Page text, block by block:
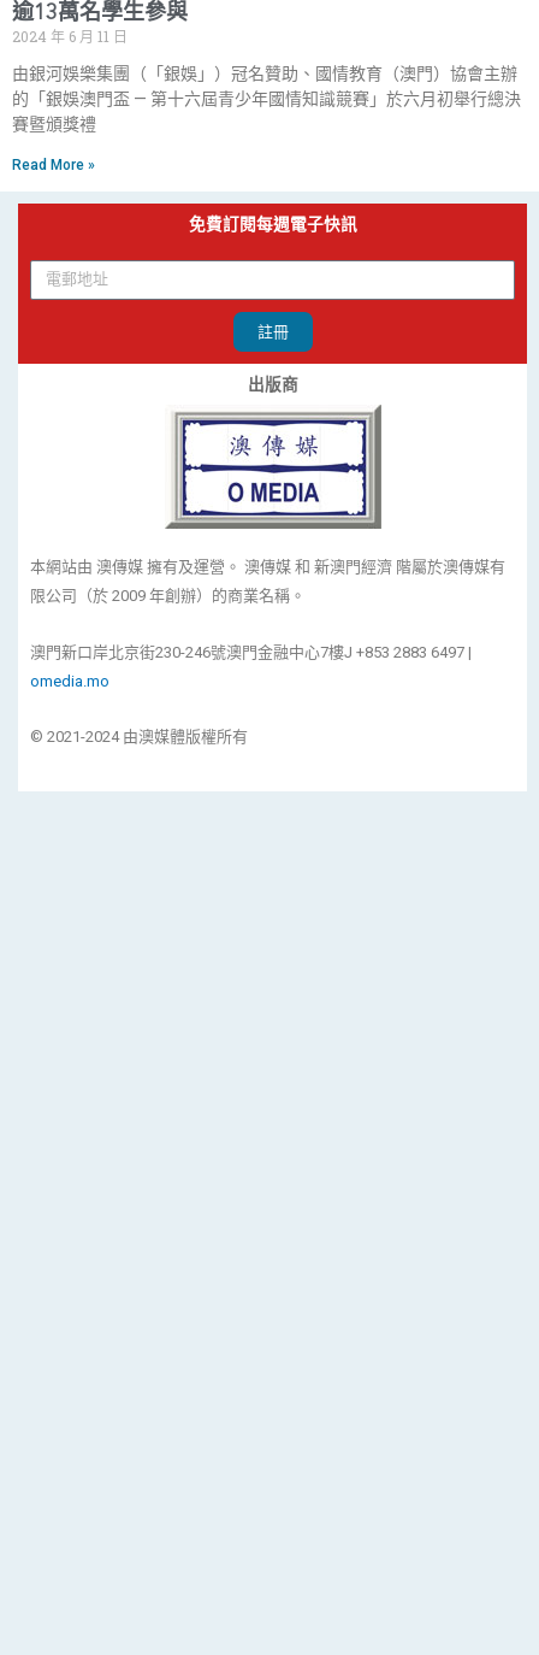
逾13萬名學生參與
2024 年 6 月 11 日
由銀河娛樂集團（「銀娛」）冠名贊助、國情教育（澳門）協會主辦
的「銀娛澳門盃 — 第十六屆青少年國情知識競賽」於六月初舉行總決
賽暨頒獎禮
Read More »
免費訂閱每週電子快訊
註冊
出版商
本網站由 澳傳媒 擁有及運營。 澳傳媒 和 新澳門經濟 階屬於澳傳媒有
限公司（於 2009 年創辦）的商業名稱。
澳門新口岸北京街230-246號澳門金融中心7樓J +853 2883 6497 |
omedia.mo
© 2021-2024 由澳媒體版權所有